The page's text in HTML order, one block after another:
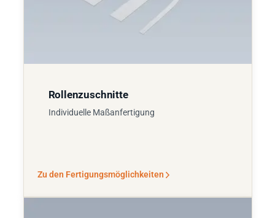
Rollenzuschnitte
Individuelle Maßanfertigung
Zu den Fertigungsmöglichkeiten